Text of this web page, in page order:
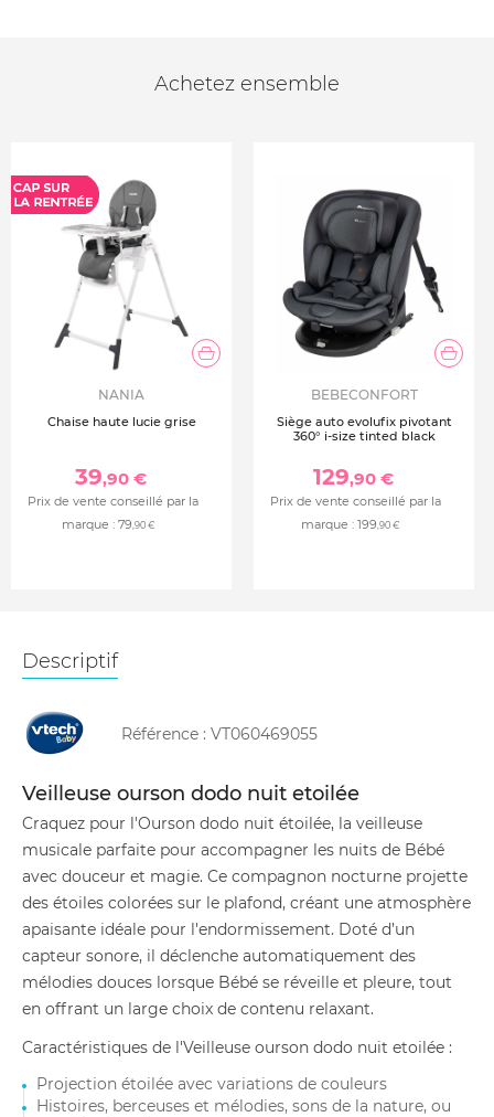
Achetez ensemble
NANIA
Chaise haute lucie grise
39,90 €
Prix de vente conseillé par la
marque : 79,90 €
BEBECONFORT
Siège auto evolufix pivotant
360° i-size tinted black
129,90 €
Prix de vente conseillé par la
marque : 199,90 €
Descriptif
Référence : VT060469055
Veilleuse ourson dodo nuit etoilée
Craquez pour l'Ourson dodo nuit étoilée, la veilleuse
musicale parfaite pour accompagner les nuits de Bébé
avec douceur et magie. Ce compagnon nocturne projette
des étoiles colorées sur le plafond, créant une atmosphère
apaisante idéale pour l'endormissement. Doté d’un
capteur sonore, il déclenche automatiquement des
mélodies douces lorsque Bébé se réveille et pleure, tout
en offrant un large choix de contenu relaxant.
Caractéristiques de l'Veilleuse ourson dodo nuit etoilée :
Projection étoilée avec variations de couleurs
Histoires, berceuses et mélodies, sons de la nature, ou